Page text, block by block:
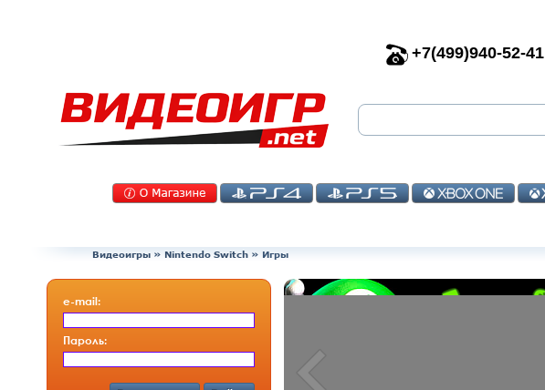
+7(499)940-52-41
Видеоигры » Nintendo Switch » Игры
e-mail:
Пароль: